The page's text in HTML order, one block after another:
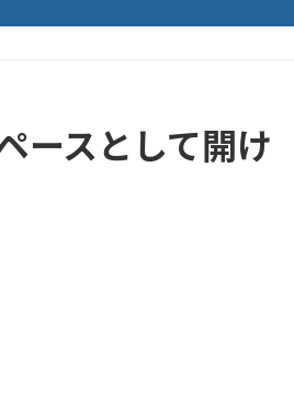
ースとして開け